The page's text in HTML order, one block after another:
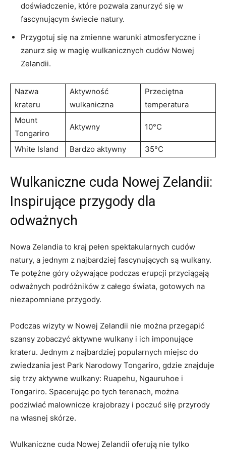
doświadczenie, które pozwala zanurzyć⁢ się w
fascynującym świecie ⁢natury.
Przygotuj⁢ się na zmienne warunki atmosferyczne ‍i
zanurz się w magię wulkanicznych cudów Nowej
Zelandii.
Nazwa
krateru
Aktywność
wulkaniczna
Przeciętna
temperatura
Mount
Tongariro
Aktywny 10°C
White Island Bardzo ‌aktywny 35°C
Wulkaniczne ​cuda Nowej Zelandii:
Inspirujące przygody dla
odważnych
Nowa Zelandia to kraj​ pełen spektakularnych cudów
natury,‍ a jednym z najbardziej ​fascynujących są wulkany.
Te ⁢potężne góry⁤ ożywające podczas ⁢erupcji przyciągają
odważnych podróżników z całego świata,‌ gotowych na⁣
niezapomniane przygody.
Podczas wizyty w Nowej Zelandii ‍nie ​można przegapić
szansy zobaczyć aktywne wulkany i ich imponujące
krateru. Jednym z najbardziej popularnych miejsc ‌do
zwiedzania jest Park‌ Narodowy Tongariro, gdzie znajduje
się trzy aktywne wulkany: Ruapehu, Ngauruhoe i
Tongariro. Spacerując po tych terenach, można
podziwiać malownicze krajobrazy i poczuć siłę przyrody
na własnej skórze.
Wulkaniczne ​cuda Nowej⁢ Zelandii oferują nie tylko